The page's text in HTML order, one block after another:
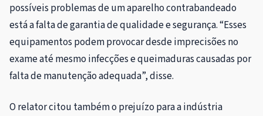
possíveis problemas de um aparelho contrabandeado
está a falta de garantia de qualidade e segurança. “Esses
equipamentos podem provocar desde imprecisões no
exame até mesmo infecções e queimaduras causadas por
falta de manutenção adequada”, disse.
O relator citou também o prejuízo para a indústria